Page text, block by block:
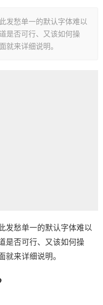
发愁单一的默认字体难以
是否可行、又该如何操
就来详细说明。
发愁单一的默认字体难以
是否可行、又该如何操
就来详细说明。